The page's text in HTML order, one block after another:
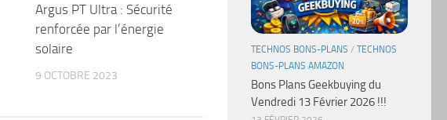
Argus PT Ultra : Sécurité
renforcée par l’énergie
solaire
9 OCTOBRE 2023
TECHNOS BONS-PLANS / TECHNOS
BONS-PLANS AMAZON
Bons Plans Geekbuying du
Vendredi 13 Février 2026 !!!